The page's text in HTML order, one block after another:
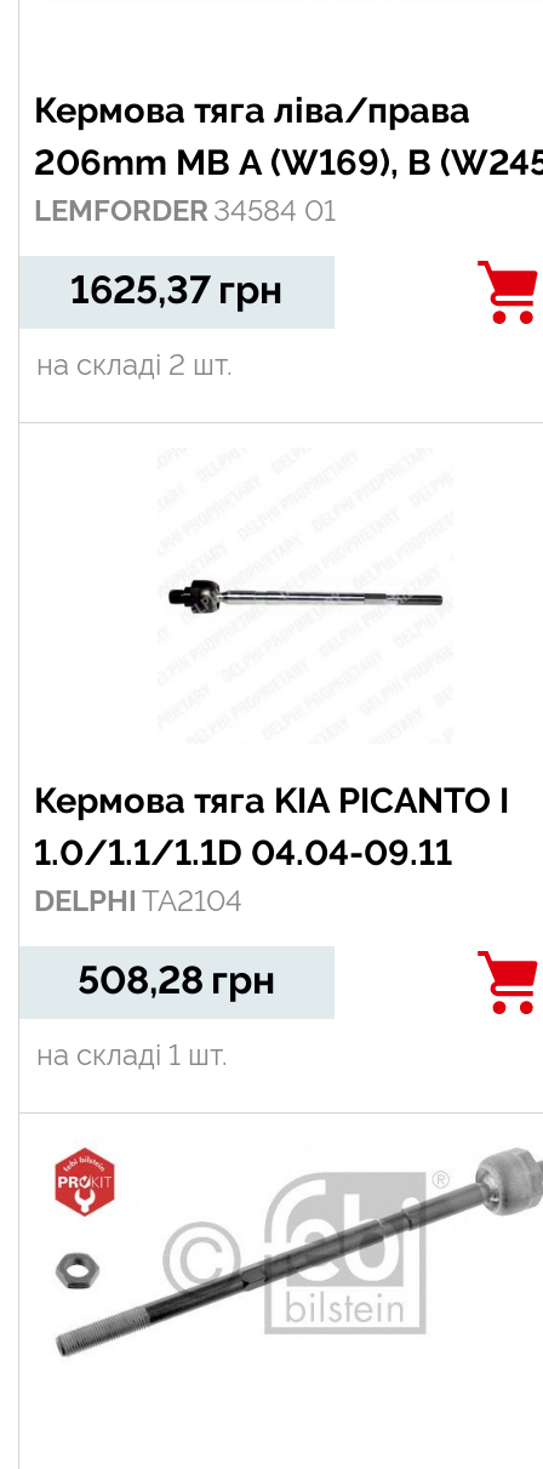
Кермова тяга ліва/права
206mm MB A (W169), B
1.5-Electric 09.04-06.12
LEMFORDER34584 01
1625,37 грн
на складі 2 шт.
Кермова тяга KIA PICANTO I
1.0/1.1/1.1D 04.04-09.11
DELPHI TA2104
508,28 грн
на складі 1 шт.